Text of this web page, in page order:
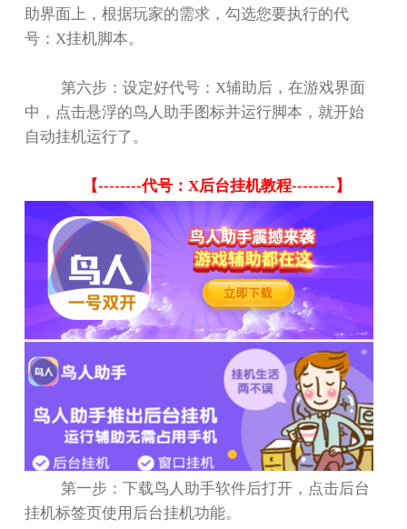
助界面上，根据玩家的需求，勾选您要执行的代
号： X挂机脚本。
第六步：设定好代号： X辅助后，在游戏界面
中，点击悬浮的鸟人助手图标并运行脚本，就开始
自动挂机运行了。
【--------代号：X后台挂机教程--------】
第一步：下载鸟人助手软件后打开，点击后台
挂机标签页使用后台挂机功能。